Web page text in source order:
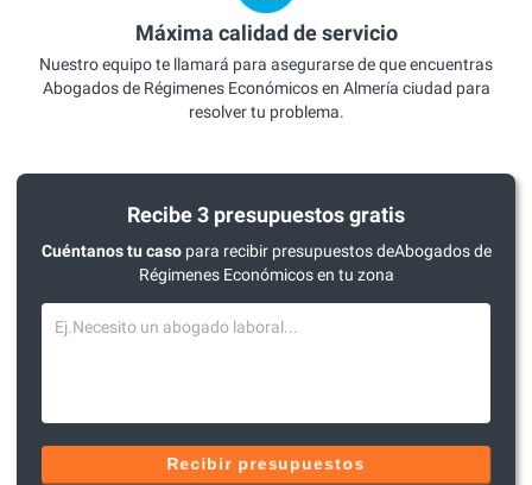
Máxima calidad de servicio
Nuestro equipo te llamará para asegurarse de que encuentras
Abogados de Régimenes Económicos en Almería ciudad para
resolver tu problema.
Recibe 3 presupuestos gratis
Cuéntanos tu casopara recibir presupuestos deAbogados de
Régimenes Económicos en tu zona
Recibir presupuestos